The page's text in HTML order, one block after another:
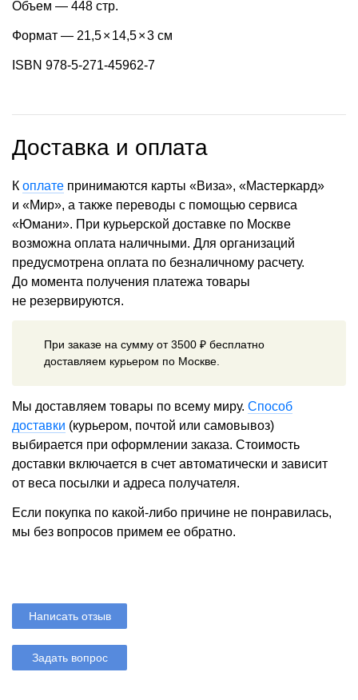
Объем — 448 стр.
Формат — 21,5× 14,5×3 см
ISBN 978-5-271-45962-7
Доставка и оплата
К оплате принимаются карты «Виза», «Мастеркард»
и «Мир», а также переводы с помощью сервиса
«Юмани». При курьерской доставке по Москве
возможна оплата наличными. Для организаций
предусмотрена оплата по безналичному расчету.
До момента получения платежа товары
не резервируются.
При заказе на сумму от 3500 ₽ бесплатно
доставляем курьером по Москве.
Мы доставляем товары по всему миру. Способ
доставки (курьером, почтой или самовывоз)
выбирается при оформлении заказа. Стоимость
доставки включается в счет автоматически и зависит
от веса посылки и адреса получателя.
Если покупка по какой-либо причине не понравилась,
мы без вопросов примем ее обратно.
Написать отзыв
Задать вопрос